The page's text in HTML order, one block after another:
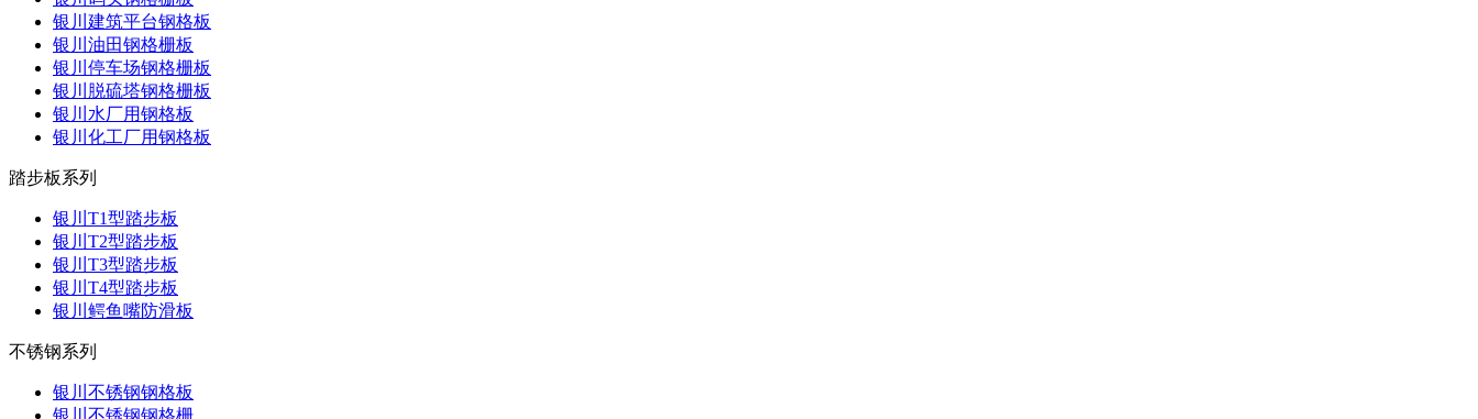
银川建筑平台钢格板
银川油田钢格栅板
银川停车场钢格栅板
银川脱硫塔钢格栅板
银川水厂用钢格板
银川化工厂用钢格板
踏步板系列
银川T1型踏步板
银川T2型踏步板
银川T3型踏步板
银川T4型踏步板
银川鳄鱼嘴防滑板
不锈钢系列
银川不锈钢钢格板